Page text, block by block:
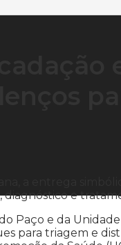
e
Paço e da
para triagem e